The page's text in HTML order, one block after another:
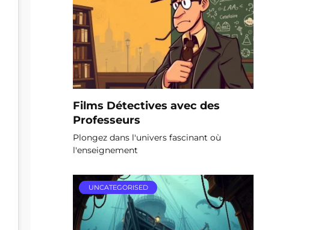
Films Détectives avec des
Professeurs
Plongez dans l'univers fascinant où
l'enseignement
UNCATEGORISED